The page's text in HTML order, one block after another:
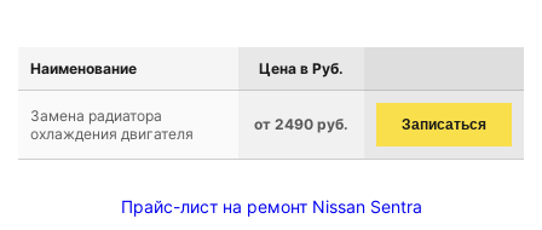
Наименование Цена в Руб.
Замена радиатора
охлаждения двигателя
от 2490 руб. Записаться
Прайс-лист на ремонт Nissan Sentra